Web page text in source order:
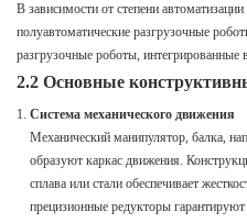
В зависимости от степени
полуавтоматические разгрузочные
разгрузочные роботы,
2.2 Основные
Система механического движения
Механический манипулятор, балка,
образуют каркас движения.
сплава или стали обеспечивает
прецизионные редукторы